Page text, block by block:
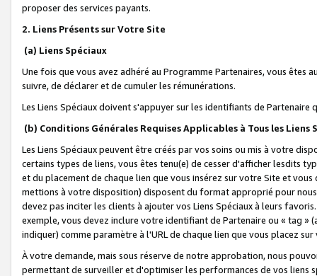
proposer des services payants.
2. Liens Présents sur Votre Site
(a) Liens Spéciaux
Une fois que vous avez adhéré au Programme Partenaires, vous êtes
suivre, de déclarer et de cumuler les rémunérations.
Les Liens Spéciaux doivent s'appuyer sur les identifiants de Partenaire
(b) Conditions Générales Requises Applicables à Tous les Liens
Les Liens Spéciaux peuvent être créés par vos soins ou mis à votre
certains types de liens, vous êtes tenu(e) de cesser d'afficher lesdits
et du placement de chaque lien que vous insérez sur votre Site et
mettions à votre disposition) disposent du format approprié pour
devez pas inciter les clients à ajouter vos Liens Spéciaux à leurs
exemple, vous devez inclure votre identifiant de Partenaire ou « tag
indiquer) comme paramètre à l'URL de chaque lien que vous placez
À votre demande, mais sous réserve de notre approbation, nous
permettant de surveiller et d'optimiser les performances de vos liens